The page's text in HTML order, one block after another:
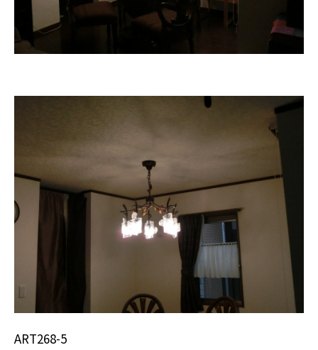
ART268-5